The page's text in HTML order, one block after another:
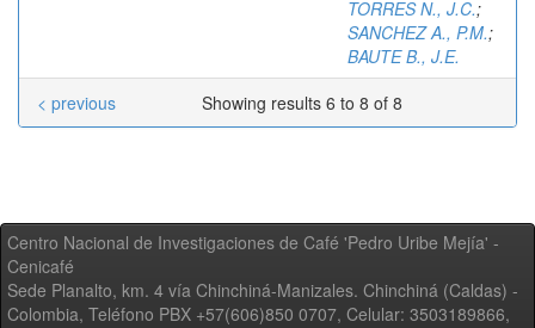
TORRES N., J.C.;
SANCHEZ A., P.M.;
BAUTE B., J.E.
Showing results 6 to 8 of 8
< previous
Centro Nacional de Investigaciones de Café 'Pedro Uribe Mejía' -
Cenicafé
Sede Planalto, km. 4 vía Chinchiná-Manizales. Chinchiná (Caldas) -
Colombia, Teléfono PBX +57(606)850 0707, Celular: 3503189866,